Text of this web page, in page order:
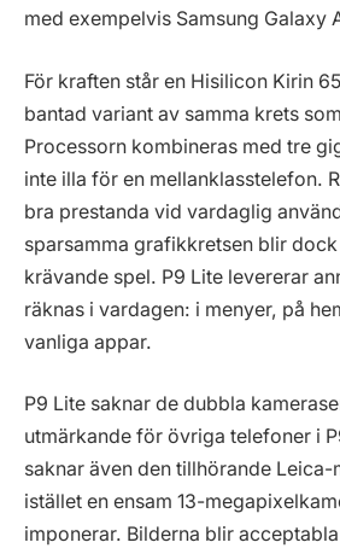
med exempelvis Samsung Galaxy
För kraften står en Hisilicon Kirin
bantad variant av samma krets
Processorn kombineras med tre
inte illa för en mellanklasstelefon.
bra prestanda vid vardaglig
sparsamma grafikkretsen blir
krävande spel. P9 Lite levererar
räknas i vardagen: i menyer, på
vanliga appar.
P9 Lite saknar de dubbla
utmärkande för övriga telefoner i
saknar även den tillhörande
istället en ensam 13-
imponerar. Bilderna blir